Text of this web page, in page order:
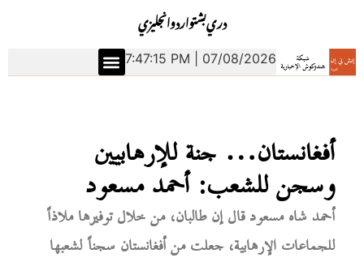
انجليزياردوبشتودري
7:47:15 PM | 07/08/2026
أفغانستان… جنة للإرهابيين
وسجن للشعب: أحمد مسعود
أحمد شاه مسعود قال إن طالبان، من خلال توفيرها ملاذاً
للجماعات الإرهابية، جعلت من أفغانستان سجناً لشعبها